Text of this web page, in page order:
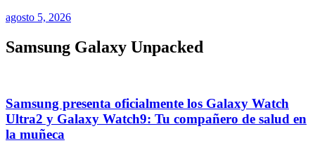
agosto 5, 2026
Samsung Galaxy Unpacked
Samsung presenta oficialmente los Galaxy Watch
Ultra2 y Galaxy Watch9: Tu compañero de salud en
la muñeca